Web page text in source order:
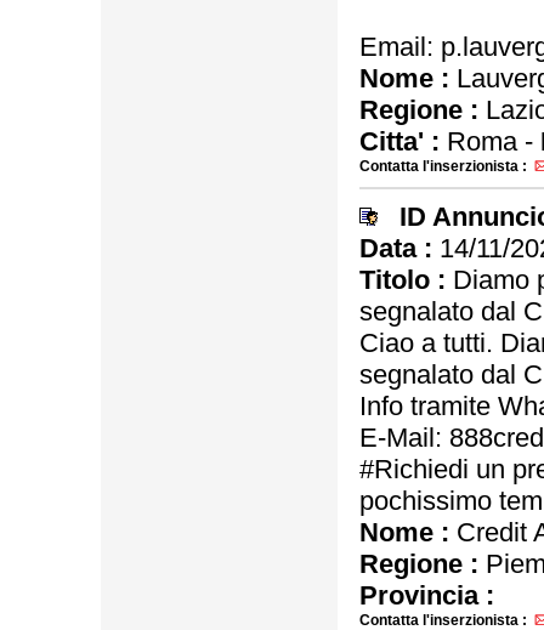
Email:
Nome :
Regione :
Citta' : Roma -
Contatta l'inserzionista :
ID
Data : 14/11/
Titolo : Diamo
segnalato dal
Ciao a tutti.
segnalato dal
Info tramite
E-Mail:
#Richiedi un
pochissimo
Nome : Credit
Regione :
Provincia :
Contatta l'inserzionista :